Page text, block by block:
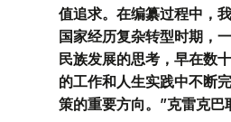
值追求。在编纂过程中，
国家经历复杂转型时期，
民族发展的思考，早在数
的工作和人生实践中不断
策的重要方向。”克雷克巴